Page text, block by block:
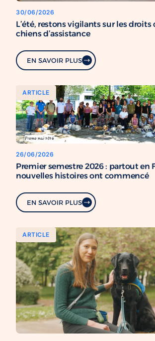
30/06/2026
L’été, restons vigilants sur les droits
chiens d’assistance
EN SAVOIR PLUS
ARTICLE
26/06/2026
Premier semestre 2026 : partout en
nouvelles histoires ont commencé
EN SAVOIR PLUS
ARTICLE